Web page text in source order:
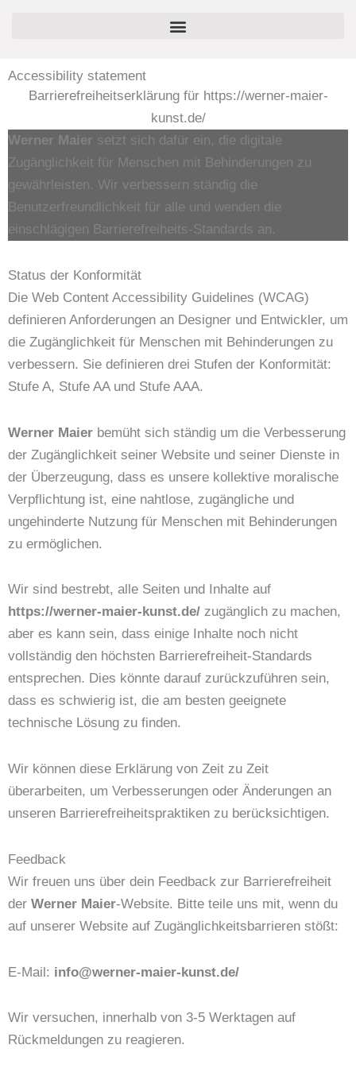
Accessibility statement
Barrierefreiheitserklärung für https://werner-maier-
kunst.de/
Werner Maier setzt sich dafür ein, die digitale
Zugänglichkeit für Menschen mit Behinderungen zu
gewährleisten. Wir verbessern ständig die
Benutzerfreundlichkeit für alle und wenden die
einschlägigen Barrierefreiheits-Standards an.
Status der Konformität
Die Web Content Accessibility Guidelines (WCAG)
definieren Anforderungen an Designer und Entwickler, um
die Zugänglichkeit für Menschen mit Behinderungen zu
verbessern. Sie definieren drei Stufen der Konformität:
Stufe A, Stufe AA und Stufe AAA.
Werner Maier bemüht sich ständig um die Verbesserung
der Zugänglichkeit seiner Website und seiner Dienste in
der Überzeugung, dass es unsere kollektive moralische
Verpflichtung ist, eine nahtlose, zugängliche und
ungehinderte Nutzung für Menschen mit Behinderungen
zu ermöglichen.
Wir sind bestrebt, alle Seiten und Inhalte auf
https://werner-maier-kunst.de/ zugänglich zu machen,
aber es kann sein, dass einige Inhalte noch nicht
vollständig den höchsten Barrierefreiheit-Standards
entsprechen. Dies könnte darauf zurückzuführen sein,
dass es schwierig ist, die am besten geeignete
technische Lösung zu finden.
Wir können diese Erklärung von Zeit zu Zeit
überarbeiten, um Verbesserungen oder Änderungen an
unseren Barrierefreiheitspraktiken zu berücksichtigen.
Feedback
Wir freuen uns über dein Feedback zur Barrierefreiheit
der Werner Maier-Website. Bitte teile uns mit, wenn du
auf unserer Website auf Zugänglichkeitsbarrieren stößt:
E-Mail: info@werner-maier-kunst.de/
Wir versuchen, innerhalb von 3-5 Werktagen auf
Rückmeldungen zu reagieren.